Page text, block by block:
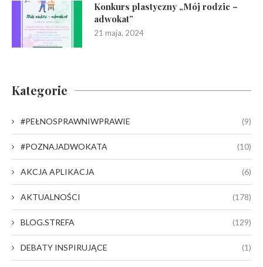
Konkurs plastyczny „Mój rodzic –
adwokat”
21 maja, 2024
Kategorie
#PEŁNOSPRAWNIWPRAWIE (9)
#POZNAJADWOKATA (10)
AKCJA APLIKACJA (6)
AKTUALNOŚCI (178)
BLOG.STREFA (129)
DEBATY INSPIRUJĄCE (1)